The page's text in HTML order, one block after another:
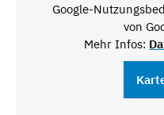
Google-
von
Mehr Infos: